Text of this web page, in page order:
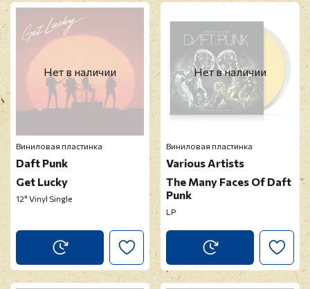
Нет в наличии
Виниловая пластинка
Daft Punk
Get Lucky
12" Vinyl Single
Нет в наличии
Виниловая пластинка
Various Artists
The Many Faces Of Daft
Punk
LP